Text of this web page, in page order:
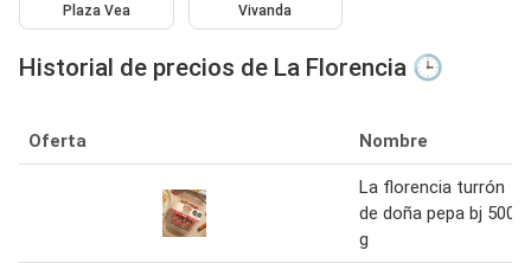
Plaza Vea Vivanda
Historial de precios de La Florencia 🕒
Oferta Nombre
La florencia turrón
de doña pepa bj 500
g